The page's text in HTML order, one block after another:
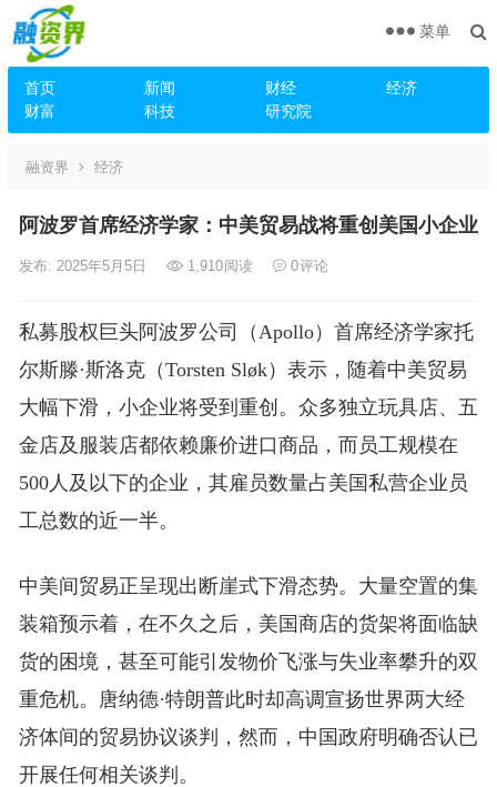
首页 新闻 财经
经济
财富
科技 研究院
菜单
融资界 经济
阿波罗首席经济学家：中美贸易战将重创美国小企业
发布: 2025年5月5日 1,910阅读 0评论
私募股权巨头阿波罗公司（Apollo）首席经济学家托
尔斯滕·斯洛克（Torsten Sløk）表示，随着中美贸易
大幅下滑，小企业将受到重创。众多独立玩具店、五
金店及服装店都依赖廉价进口商品，而员工规模在
500人及以下的企业，其雇员数量占美国私营企业员
工总数的近一半。
中美间贸易正呈现出断崖式下滑态势。大量空置的集
装箱预示着，在不久之后，美国商店的货架将面临缺
货的困境，甚至可能引发物价飞涨与失业率攀升的双
重危机。唐纳德·特朗普此时却高调宣扬世界两大经
济体间的贸易协议谈判，然而，中国政府明确否认已
开展任何相关谈判。